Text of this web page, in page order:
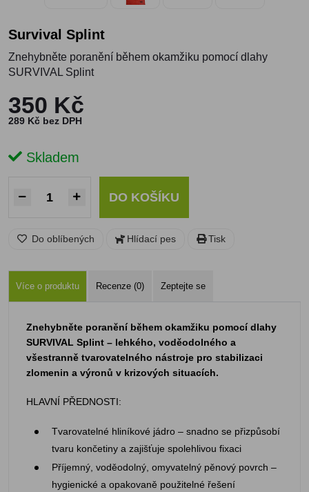
Survival Splint
Znehybněte poranění během okamžiku pomocí dlahy
SURVIVAL Splint
350 Kč
289 Kč bez DPH
Skladem
DO KOŠÍKU
Do oblíbených Hlídací pes Tisk
Více o produktu Recenze (0) Zeptejte se
Znehybněte poranění během okamžiku pomocí dlahy
SURVIVAL Splint – lehkého, voděodolného a
všestranně tvarovatelného nástroje pro stabilizaci
zlomenin a výronů v krizových situacích.
HLAVNÍ PŘEDNOSTI:
Tvarovatelné hliníkové jádro – snadno se přizpůsobí
tvaru končetiny a zajišťuje spolehlivou fixaci
Příjemný, voděodolný, omyvatelný pěnový povrch –
hygienické a opakovaně použitelné řešení